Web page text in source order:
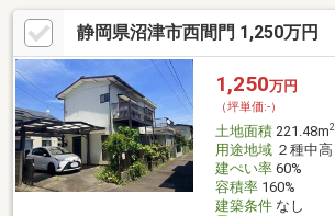
静岡県沼津市西間門 1,250万円
1,250万円
（坪単価:-）
土地面積221.48m2
用途地域２種中高
建ぺい率60%
容積率160%
建築条件なし